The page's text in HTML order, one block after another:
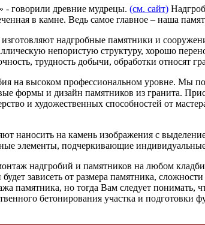
- говорили древние мудрецы. (см. сайт)
в камне. Ведь самое главное – наша
надгробные памятники и
непористую структуру, хорошо
трудность добычи, обработки относят
на высоком профессиональном уровне. Мы
формы и дизайн памятников из гранита.
и художественных способностей от
наносить на камень изображения с
элементы, подчеркивающие
надгробий и памятников на любом
зависеть от размера памятника,
памятника, но тогда Вам следует понимать,
бетонирования участка и